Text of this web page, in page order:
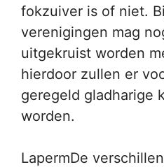
fokzuiver is of niet.
verenigingen mag
uitgekruist worden
hierdoor zullen er
geregeld gladharige
worden.
LapermDe